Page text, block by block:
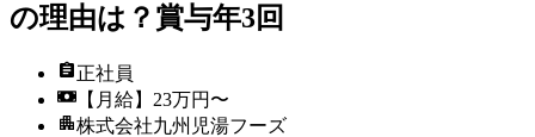
の理由は？賞与年3回
正社員
【月給】23万円〜
株式会社九州児湯フーズ